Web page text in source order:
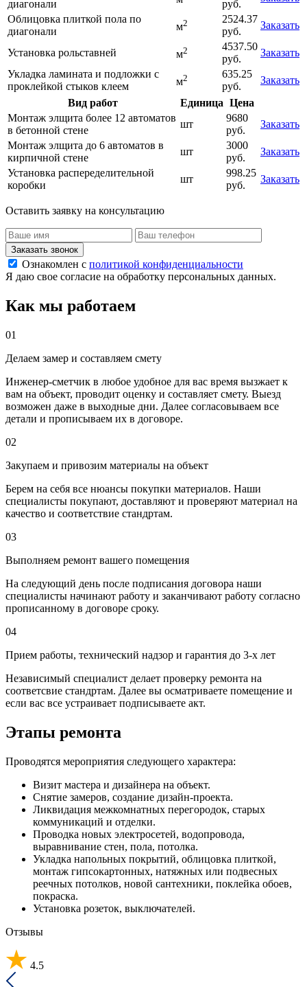
диагонали
руб.
Облицовка плиткой пола по
диагонали
м2
2524.37
руб.
Заказать
Установка рольставней м2
4537.50
руб.
Заказать
Укладка ламината и подложки с
проклейкой стыков клеем
м2
635.25
руб.
Заказать
Вид работ
Единица Цена
Монтаж элщита более 12 автоматов
в бетонной стене
шт
9680
руб.
Заказать
Монтаж элщита до 6 автоматов в
кирпичной стене
шт
3000
руб.
Заказать
Установка распеределительной
коробки
шт
998.25
руб.
Заказать
Оставить заявку на консультацию
Заказать звонок
Ознакомлен с политикой конфиденциальности
Я даю свое согласие на обработку персональных данных.
Как мы работаем
01
Делаем замер и составляем смету
Инженер-сметчик в любое удобное для вас время вызжает к
вам на объект, проводит оценку и составляет смету. Выезд
возможен даже в выходные дни. Далее согласовываем все
детали и прописываем их в договоре.
02
Закупаем и привозим материалы на объект
Берем на себя все нюансы покупки материалов. Наши
специалисты покупают, доставляют и проверяют материал на
качество и соответствие стандртам.
03
Выполняем ремонт вашего помещения
На следующий день после подписания договора наши
специалисты начинают работу и заканчивают работу согласно
прописанному в договоре сроку.
04
Прием работы, технический надзор и гарантия до 3-х лет
Независимый специалист делает проверку ремонта на
соответсвие стандртам. Далее вы осматриваете помещение и
если вас все устраивает подписываете акт.
Этапы ремонта
Проводятся мероприятия следующего характера:
Визит мастера и дизайнера на объект.
Снятие замеров, создание дизайн-проекта.
Ликвидация межкомнатных перегородок, старых
коммуникаций и отделки.
Проводка новых электросетей, водопровода,
выравнивание стен, пола, потолка.
Укладка напольных покрытий, облицовка плиткой,
монтаж гипсокартонных, натяжных или подвесных
реечных потолков, новой сантехники, поклейка обоев,
покраска.
Установка розеток, выключателей.
Отзывы
4.5